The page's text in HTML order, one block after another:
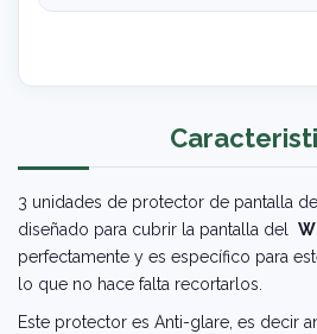
3 unidades de protector de pantalla de
diseñado para cubrir la pantalla del
perfectamente y es específico para
lo que no hace falta recortarlos.
Este protector es Anti-glare, es decir